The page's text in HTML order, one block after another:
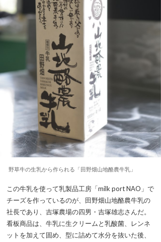
野草牛の生乳から作られる「田野畑山地酪農牛乳」
この牛乳を使って乳製品工房「milk port NAO」で
チーズを作っているのが、田野畑山地酪農牛乳の
社長であり、吉塚農場の四男・吉塚雄志さんだ。
看板商品は、牛乳に生クリームと乳酸菌、レンネ
ットを加えて固め、型に詰めて水分を抜いた後、